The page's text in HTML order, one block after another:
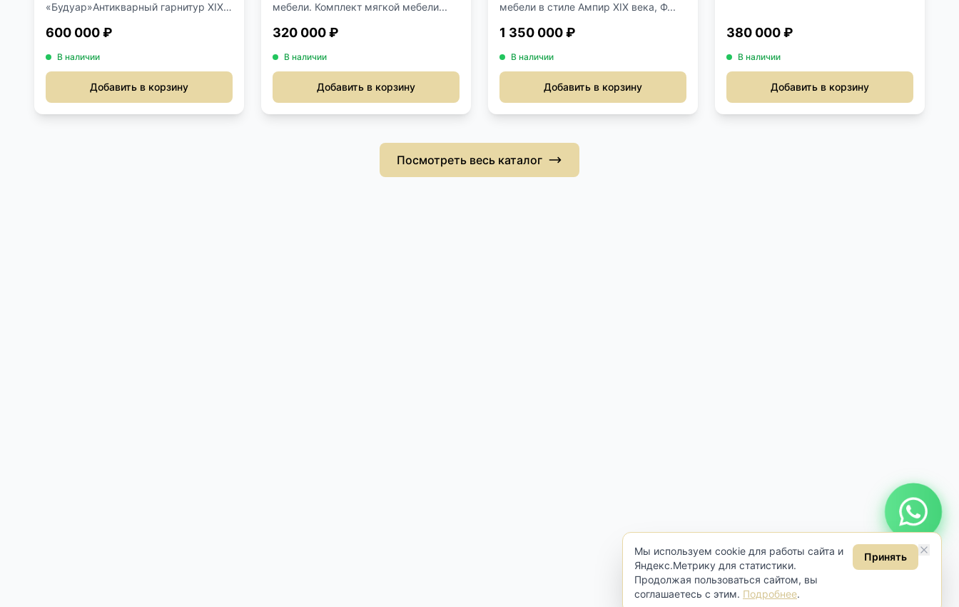
«Будуар»Антикварный гарнитур XIX
600 000 ₽
В наличии
Добавить в корзину
мебели. Комплект мягкой мебели...
320 000 ₽
В наличии
Добавить в корзину
мебели в стиле Ампир XIX века, Ф...
1 350 000 ₽
В наличии
Добавить в корзину
380 000 ₽
В наличии
Добавить в корзину
Посмотреть весь каталог
Мы используем cookie для работы сайта и
Яндекс.Метрику для статистики.
Продолжая пользоваться сайтом, вы
соглашаетесь с этим. Подробнее.
Принять